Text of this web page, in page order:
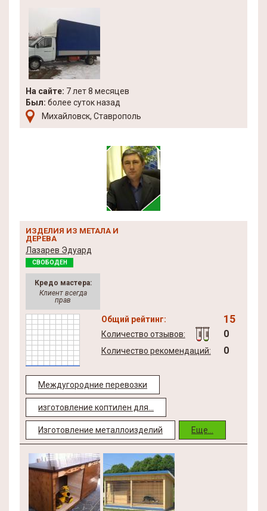
На сайте: 7 лет 8 месяцев
Был: более суток назад
Михайловск, Ставрополь
ИЗДЕЛИЯ ИЗ МЕТАЛА И
ДЕРЕВА
Лазарев Эдуард
СВОБОДЕН
Кредо мастера:
Клиент всегда
прав
Общий рейтинг: 15
Количество отзывов: 0
Количество рекомендаций: 0
Междугородние перевозки
изготовление коптилен для...
Изготовление металлоизделий Еще...